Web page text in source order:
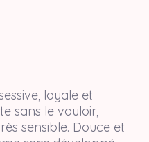
loyale et
sans le vouloir,
sensible. Douce et